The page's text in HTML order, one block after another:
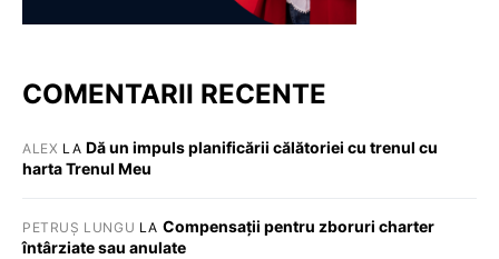
COMENTARII RECENTE
ALEX LA Dă un impuls planificării călătoriei cu trenul cu
harta Trenul Meu
PETRUȘ LUNGU LA Compensații pentru zboruri charter
întârziate sau anulate